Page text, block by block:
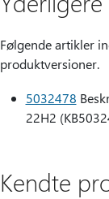
Følgende artikler
produktversioner.
5032478
22H2
Kendte